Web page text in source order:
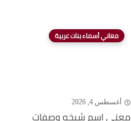
معاني أسماء بنات عربية
أغسطس 4, 2026
معنى اسم شيخه وصفات